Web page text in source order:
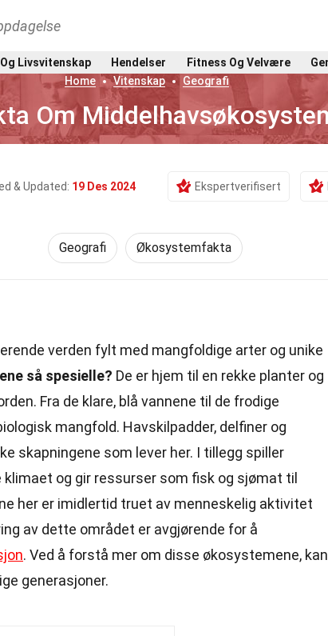
Livsvitenskap Hendelser Fitness Og Velvære
Home
Vitenskap Geografi
Om
& Updated: 19 Des 2024 Ekspertverifisert
Geografi Økosystemfakta
verden fylt med mangfoldige arter og unike
så spesielle? De er hjem til en rekke planter og
Fra de klare, blå vannene til de frodige
mangfold. Havskilpadder, delfiner og
skapningene som lever her. I tillegg spiller
og gir ressurser som fisk og sjømat til
her er imidlertid truet av menneskelig aktivitet
av dette området er avgjørende for å
. Ved å forstå mer om disse økosystemene, kan
generasjoner.